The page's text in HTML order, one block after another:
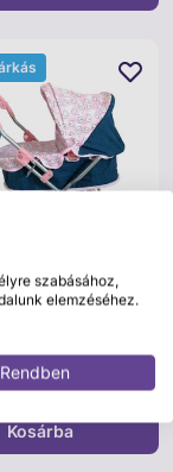
Kosárba
szabásához,
elemzéséhez.
Rendben